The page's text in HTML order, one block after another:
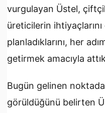
vurgulayan Üstel,
üreticilerin
planladıklarını, her
getirmek amacıyla
Bugün gelinen
görüldüğünü belirten